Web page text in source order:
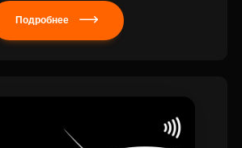
Подробнее